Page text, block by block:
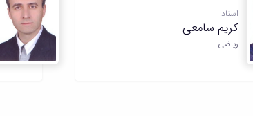
استاد
کریم سامعی
ریاضی